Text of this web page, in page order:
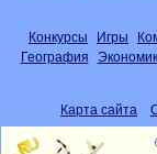
Конкурсы Игры
География
Карта сайта